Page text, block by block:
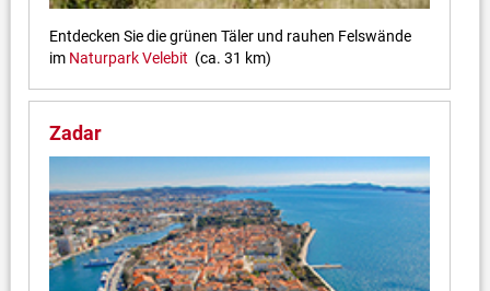
Entdecken Sie die grünen Täler und rauhen Felswände
im Naturpark Velebit (ca. 31 km)
Zadar